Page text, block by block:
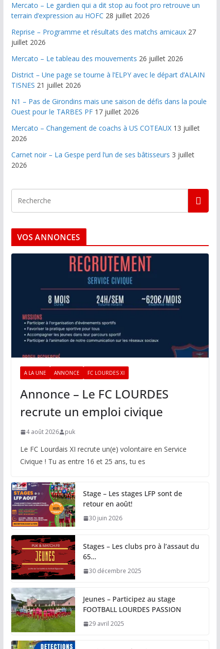
Mercato – Le gardien qui a dit stop au foot pro retrouve un
terrain d’expression au HOFC 28 juillet 2026
Reprise – Programme et résultats des matchs amicaux 27
juillet 2026
Mercato – Le tableau des mouvements 26 juillet 2026
District – Une page se tourne à l’ELPY avec le départ d’ALAIN
TISNES 21 juillet 2026
N1 – Pas de Girondins mais une saison de défis dans la poule
Ouest pour le TARBES PF 17 juillet 2026
Mercato – Changement de coachs à US COTEAUX 13 juillet
2026
Carnet noir – La Gespe perd l’un de ses bâtisseurs 3 juillet
2026
VOS ANNONCES
A LA UNE ANNONCE FC LOURDES XI
Annonce – Le FC LOURDES
recrute un emploi civique
4 août 2026 puk
Le FC Lourdais XI recrute un(e) volontaire en Service
Civique ! Tu as entre 16 et 25 ans, tu es
Stage – Les stages LFP sont de
retour en août!
30 juin 2026
Stages – Les clubs pro à l’assaut du
65…
30 décembre 2025
Jeunes – Participez au stage
FOOTBALL LOURDES PASSION
29 avril 2025